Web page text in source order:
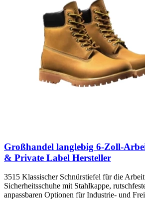
Großhandel langlebig 6-Zoll-
& Private Label Hersteller
3515 Klassischer Schnürstiefel für die
Sicherheitsschuhe mit Stahlkappe,
anpassbaren Optionen für Industrie- und